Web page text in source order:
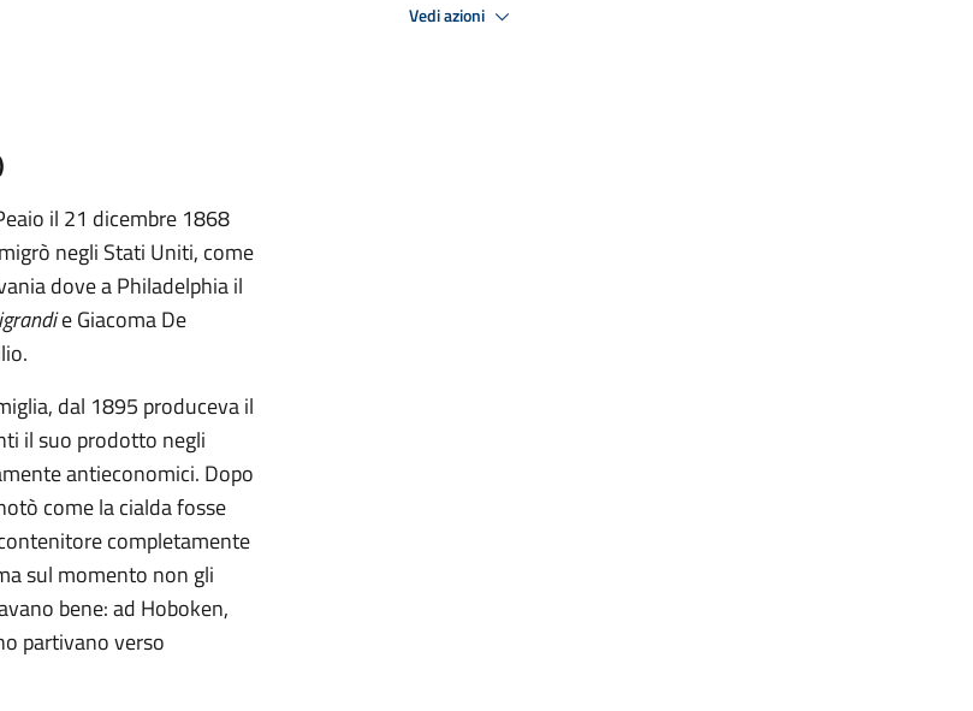
il 21 dicembre 1868
negli Stati Uniti, come
dove a Philadelphia il
e Giacoma De
dal 1895 produceva il
il suo prodotto negli
antieconomici. Dopo
come la cialda fosse
completamente
sul momento non gli
bene: ad Hoboken,
partivano verso
Vedi azioni